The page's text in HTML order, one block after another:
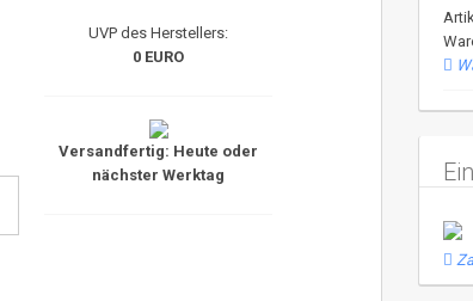
UVP des Herstellers:
0 EURO
Versandfertig: Heute oder
nächster Werktag